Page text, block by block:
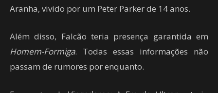
Aranha, vivido por um Peter Parker de 14 anos.
Além disso, Falcão teria presença garantida em
Homem-Formiga. Todas essas informações não
passam de rumores por enquanto.